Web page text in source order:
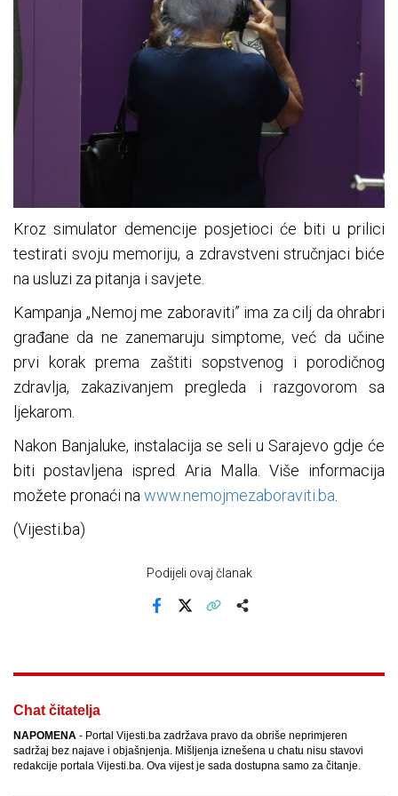
Kroz simulator demencije posjetioci će biti u prilici
testirati svoju memoriju, a zdravstveni stručnjaci biće
na usluzi za pitanja i savjete.
Kampanja „Nemoj me zaboraviti” ima za cilj da ohrabri
građane da ne zanemaruju simptome, već da učine
prvi korak prema zaštiti sopstvenog i porodičnog
zdravlja, zakazivanjem pregleda i razgovorom sa
ljekarom.
Nakon Banjaluke, instalacija se seli u Sarajevo gdje će
biti postavljena ispred Aria Malla. Više informacija
možete pronaći na www.nemojmezaboraviti.ba
(Vijesti.ba)
Podijeli ovaj članak
Facebook
Chat čitatelja
NAPOMENA - Portal Vijesti.ba zadržava pravo da obriše neprimjeren
sadržaj bez najave i objašnjenja. Mišljenja iznešena u chatu nisu stavovi
redakcije portala Vijesti.ba. Ova vijest je sada dostupna samo za čitanje.